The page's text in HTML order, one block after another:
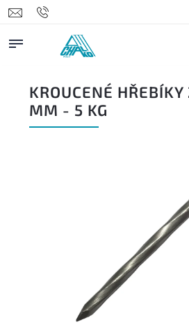
KROUCENÉ
MM - 5 KG